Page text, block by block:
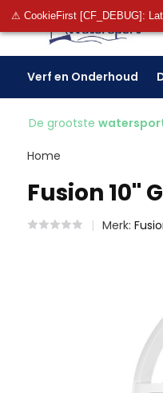
⚠ CookieFirst [CF_DEBUG]:
Verf en Onderhoud
De grootste
Home
Fusion 10''
Merk: